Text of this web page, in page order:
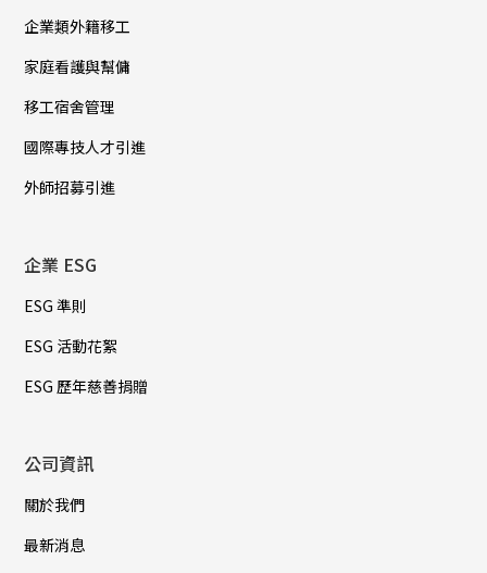
企業類外籍移工
家庭看護與幫傭
移工宿舍管理
國際專技人才引進
外師招募引進
企業 ESG
ESG 準則
ESG 活動花絮
ESG 歷年慈善捐贈
公司資訊
關於我們
最新消息